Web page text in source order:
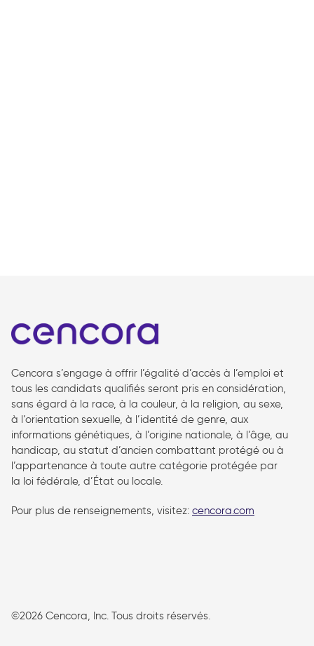
Cencora s’engage à offrir l’égalité d’accès à l’emploi et
tous les candidats qualifiés seront pris en considération,
sans égard à la race, à la couleur, à la religion, au sexe,
à l’orientation sexuelle, à l’identité de genre, aux
informations génétiques, à l’origine nationale, à l’âge, au
handicap, au statut d’ancien combattant protégé ou à
l’appartenance à toute autre catégorie protégée par
la loi fédérale, d’État ou locale.
Pour plus de renseignements, visitez: cencora.com
©2026 Cencora, Inc. Tous droits réservés.